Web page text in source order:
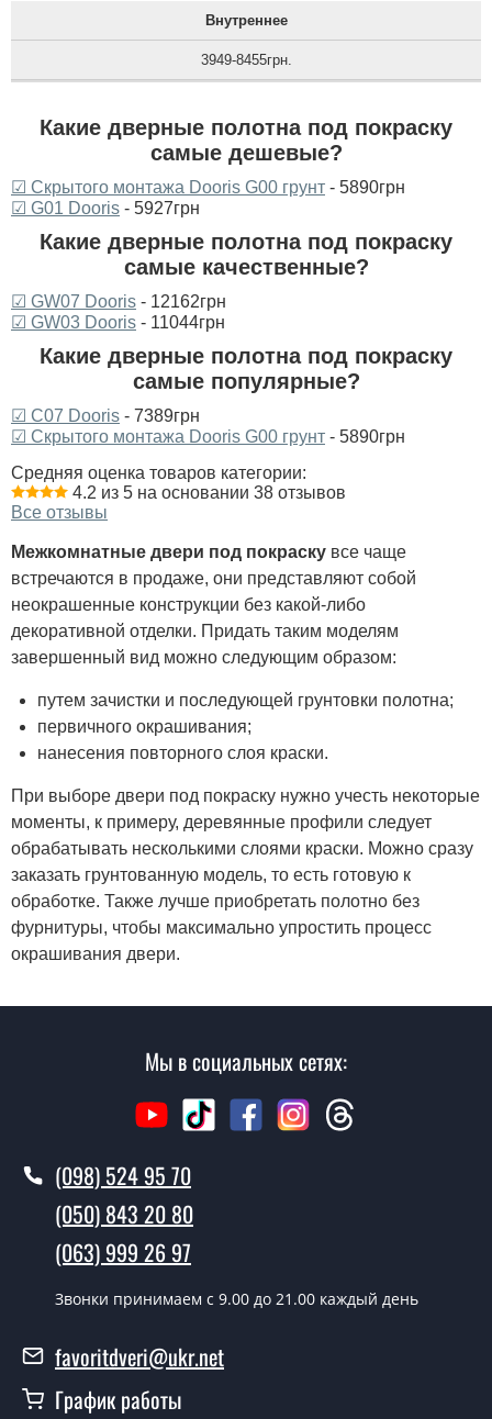
Внутреннее
3949-8455грн.
Какие дверные полотна под покраску
самые дешевые?
☑ Скрытого монтажа Dooris G00 грунт - 5890грн
☑ G01 Dooris - 5927грн
Какие дверные полотна под покраску
самые качественные?
☑ GW07 Dooris - 12162грн
☑ GW03 Dooris - 11044грн
Какие дверные полотна под покраску
самые популярные?
☑ C07 Dooris - 7389грн
☑ Скрытого монтажа Dooris G00 грунт - 5890грн
Средняя оценка товаров категории:
4.2 из 5 на основании 38 отзывов
Все отзывы
Межкомнатные двери под покраску все чаще
встречаются в продаже, они представляют собой
неокрашенные конструкции без какой-либо
декоративной отделки. Придать таким моделям
завершенный вид можно следующим образом:
путем зачистки и последующей грунтовки полотна;
первичного окрашивания;
нанесения повторного слоя краски.
При выборе двери под покраску нужно учесть некоторые
моменты, к примеру, деревянные профили следует
обрабатывать несколькими слоями краски. Можно сразу
заказать грунтованную модель, то есть готовую к
обработке. Также лучше приобретать полотно без
фурнитуры, чтобы максимально упростить процесс
окрашивания двери.
Мы в социальных сетях:
(098) 524 95 70
(050) 843 20 80
(063) 999 26 97
Звонки принимаем c 9.00 до 21.00 каждый день
favoritdveri@ukr.net
График работы